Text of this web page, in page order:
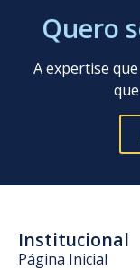
Quero
A expertise
Institucional
Página Inicial